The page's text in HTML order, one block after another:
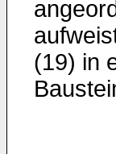
(19) in